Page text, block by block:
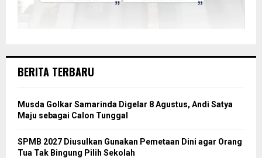
BERITA TERBARU
Musda Golkar Samarinda Digelar 8 Agustus, Andi Satya
Maju sebagai Calon Tunggal
SPMB 2027 Diusulkan Gunakan Pemetaan Dini agar Orang
Tua Tak Bingung Pilih Sekolah